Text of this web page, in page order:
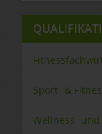
Sport- &
Wellness-